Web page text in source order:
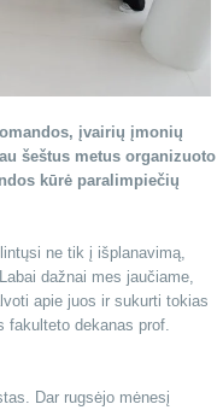
įvairių įmonių
šeštus metus organizuoto
kūrė paralimpiečių
ne tik į išplanavimą,
dažnai mes jaučiame,
apie juos ir sukurti tokias
dekanas prof.
Dar rugsėjo mėnesį